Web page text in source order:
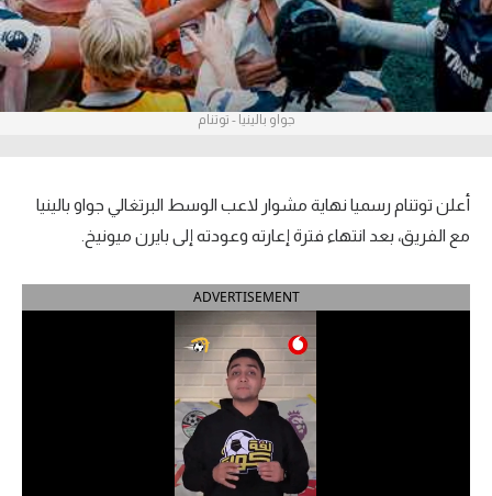
بطولات
أمريكا 2026
الدوري الإسباني
الدوري الإيطالي
الدوري السعودي للمحترفين
جواو بالينيا - توتنام
أعلن توتنام رسميا نهاية مشوار لاعب الوسط البرتغالي جواو بالينيا
مع الفريق، بعد انتهاء فترة إعارته وعودته إلى بايرن ميونيخ.
ADVERTISEMENT